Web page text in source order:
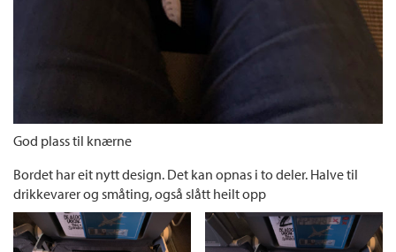
God plass til knærne
Bordet har eit nytt design. Det kan opnas i to deler. Halve til
drikkevarer og småting, også slått heilt opp